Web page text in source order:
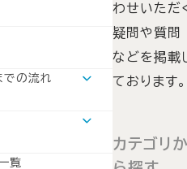
での流れ
覧
わせいただ
疑問や質問
などを掲載
ております。
カテゴリ